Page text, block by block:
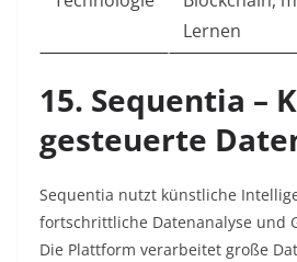
Lernen
15. Sequentia –
gesteuerte
Sequentia nutzt künstliche
fortschrittliche Datenanalyse und
Die Plattform verarbeitet große